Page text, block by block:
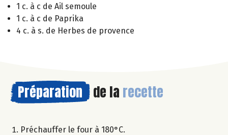
1 c. à c de Ail semoule
1 c. à c de Paprika
4 c. à s. de Herbes de provence
Préparation de la recette
Préchauffer le four à 180°C.